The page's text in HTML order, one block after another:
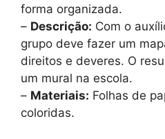
forma organizada.
– Descrição: Com o
grupo deve fazer um
direitos e deveres. O
um mural na escola.
– Materiais: Folhas de
coloridas.